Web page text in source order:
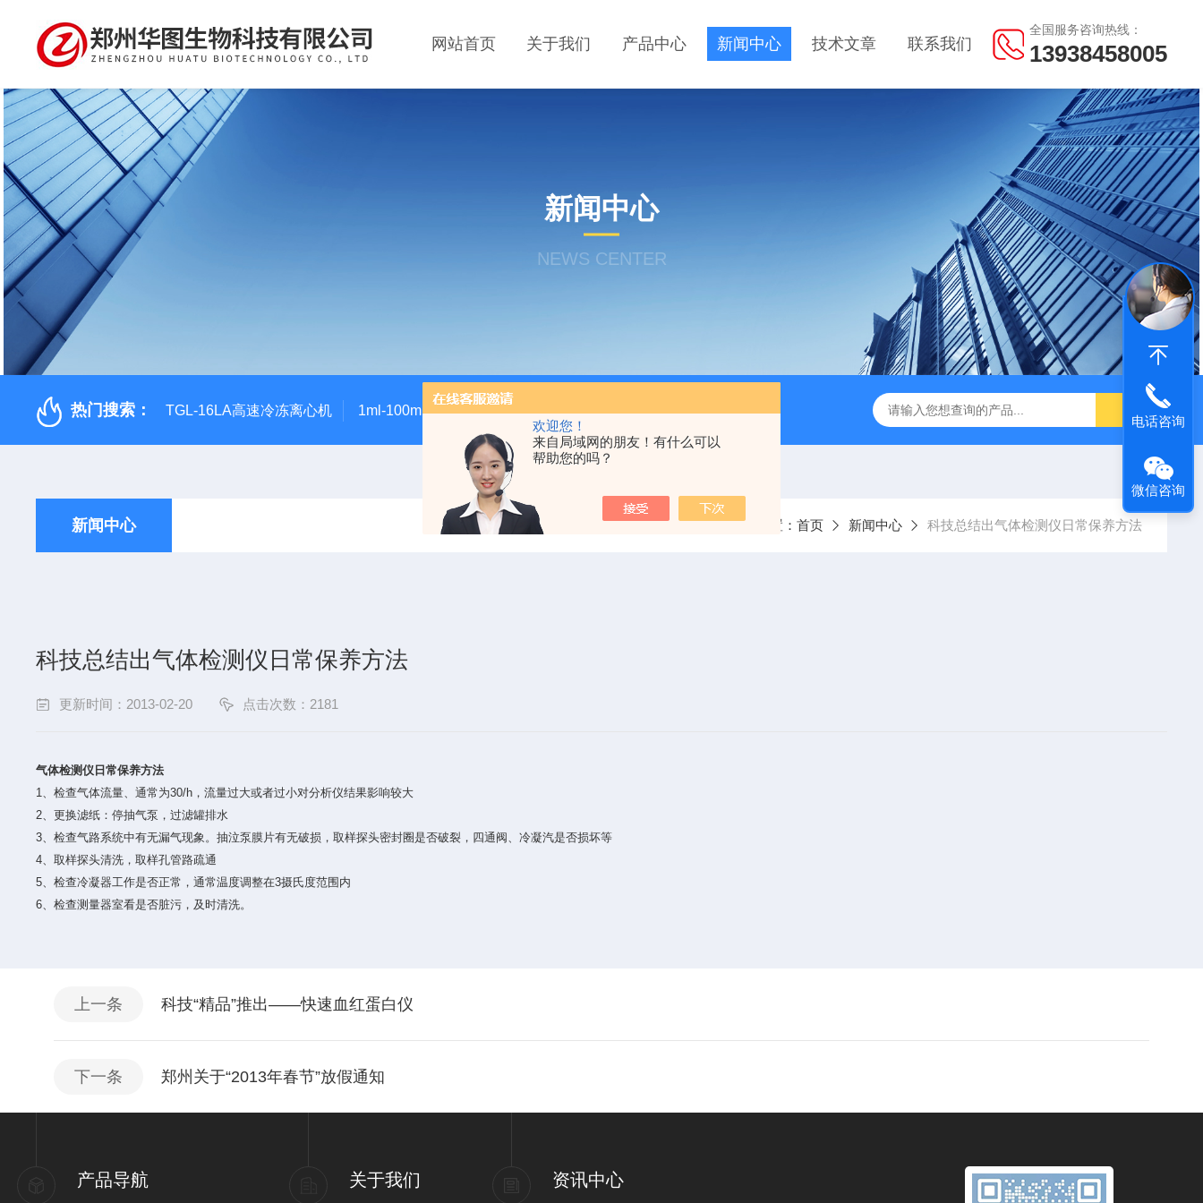
欢迎您！
来自局域网的朋友！有什么可以
帮助您的吗？
全国服务咨询热线：
13938458005
网站首页 关于我们 产品中心 新闻中心 技术文章 联系我们
新闻中心
NEWS CENTER
热门搜索： TGL-16LA高速冷冻离心机 1ml-100ml气密性进样针 GWSY-1S高温恒温沙浴锅（300℃/600℃） GC-2060F智能血液中酒精色谱仪，血液酒精检测仪
新闻中心 当前位置： 首页 新闻中心 科技总结出气体检测仪日常保养方法
科技总结出气体检测仪日常保养方法
更新时间：2013-02-20 点击次数：2181
气体检测仪日常保养方法
1、检查气体流量、通常为30/h，流量过大或者过小对分析仪结果影响较大
2、更换滤纸：停抽气泵，过滤罐排水
3、检查气路系统中有无漏气现象。抽泣泵膜片有无破损，取样探头密封圈是否破裂，四通阀、冷凝汽是否损坏等
4、取样探头清洗，取样孔管路疏通
5、检查冷凝器工作是否正常，通常温度调整在3摄氏度范围内
6、检查测量器室看是否脏污，及时清洗。
上一条 科技“精品”推出——快速血红蛋白仪
下一条 郑州关于“2013年春节”放假通知
产品导航 关于我们 资讯中心
电话咨询
微信咨询